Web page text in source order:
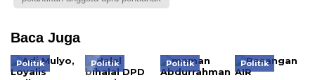
Baca Juga
Politik Politik Politik Politik